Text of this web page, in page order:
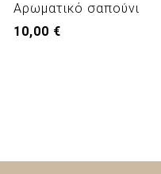
Αρωματικό σαπούνι
10,00 €